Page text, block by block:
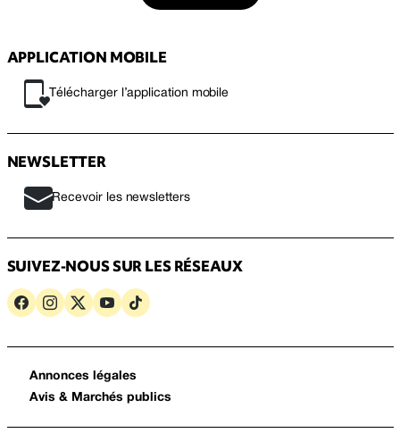
APPLICATION MOBILE
Télécharger l’application mobile
NEWSLETTER
Recevoir les newsletters
SUIVEZ-NOUS SUR LES RÉSEAUX
Annonces légales
Avis & Marchés publics